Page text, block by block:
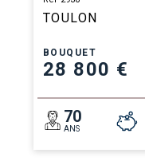
TOULON
BOUQUET
28 800 €
70
ANS